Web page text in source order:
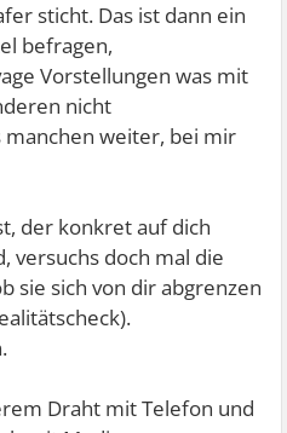
sticht. Das ist dann ein
befragen,
Vorstellungen was mit
nicht
weiter, bei mir
der konkret auf dich
versuchs doch mal die
sie sich von dir abgrenzen
Draht mit Telefon und